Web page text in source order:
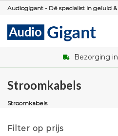
Skip
content
Audiogigant - Dé specialist in geluid
Bezorging
Stroomkabels
Stroomkabels
Filter op prijs